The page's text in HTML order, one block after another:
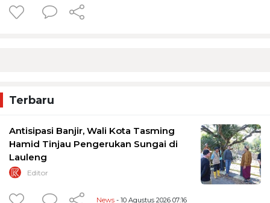
Terbaru
Antisipasi Banjir, Wali Kota Tasming
Hamid Tinjau Pengerukan Sungai di
Lauleng
Editor
News - 10 Agustus 2026 07:16